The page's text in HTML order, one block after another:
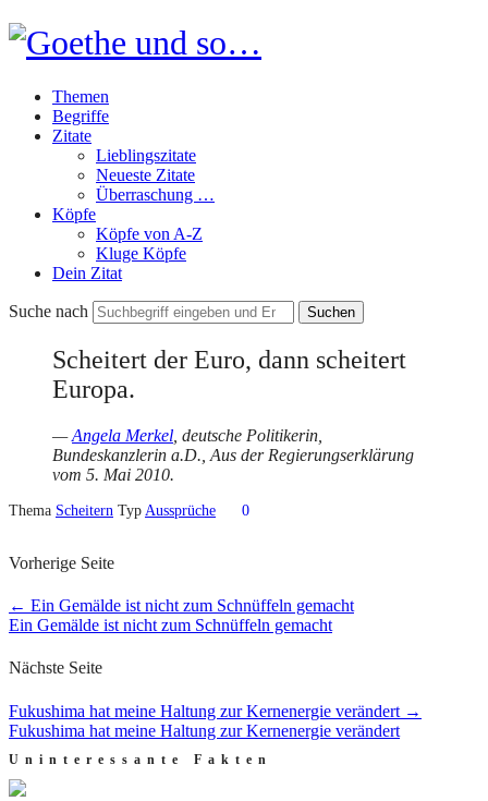
Goethe
und
so…
Themen
Begriffe
Zitate
Lieblingszitate
Neueste Zitate
Überraschung …
Köpfe
Köpfe von A-Z
Kluge Köpfe
Dein Zitat
Suche nach
Scheitert der Euro, dann scheitert
Europa.
—Angela Merkel , deutsche Politikerin,
Bundeskanzlerin a.D., Aus der Regierungserklärung
vom 5. Mai 2010.
Thema Scheitern Typ Aussprüche 0
Vorherige Seite
← Ein Gemälde ist nicht zum Schnüffeln gemacht
Ein Gemälde ist nicht zum Schnüffeln gemacht
Nächste Seite
Fukushima hat meine Haltung zur Kernenergie verändert →
Fukushima hat meine Haltung zur Kernenergie verändert
Uninteressante Fakten